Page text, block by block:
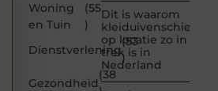
Woning
en Tuin
(55
)
Dienstverlening
(53
)
Gezondheid
(38
Dit is waarom
kleiduivenschieten
op locatie zo in
trek is in
Nederland